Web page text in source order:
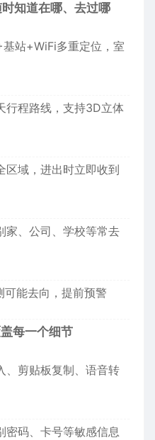
知道在哪、去过哪
基站+WiFi多重定位，室
行程路线，支持3D立体
区域，进出时立即收到
家、公司、学校等常去
可能去向，提前预警
每一个细节
、剪贴板复制、语音转
密码、卡号等敏感信息